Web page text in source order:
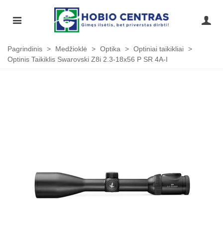
Pagrindinis > Medžioklė > Optika > Optiniai taikikliai >
Optinis Taikiklis Swarovski Z8i 2.3-18x56 P SR 4A-I